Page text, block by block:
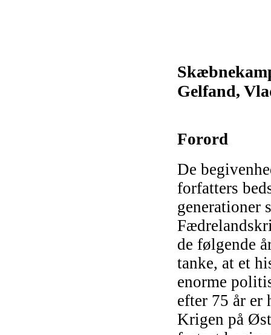
Gelfand,
Forord
De
forfatters
generationer
de følgende
tanke, at et
enorme
efter 75 år er
Krigen på